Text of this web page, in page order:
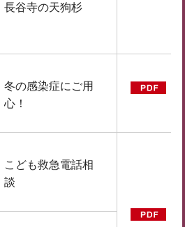
長谷寺の天狗杉
冬の感染症にご用
心！
こども救急電話相
談